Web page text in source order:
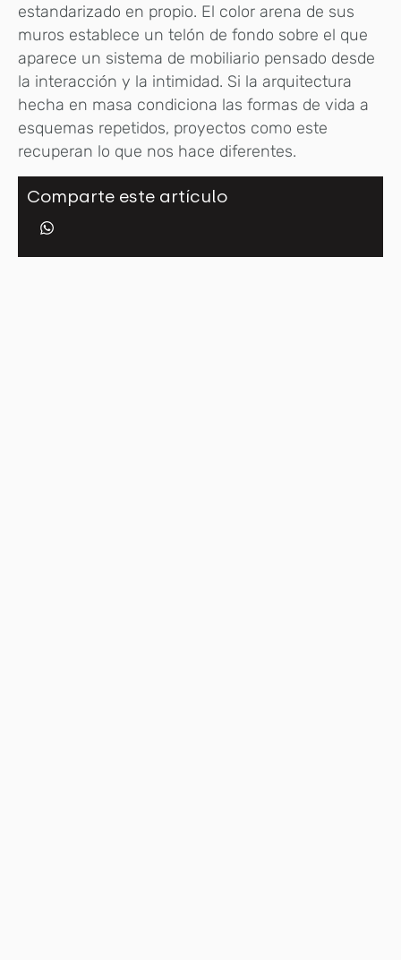
estandarizado en propio. El color arena de sus
muros establece un telón de fondo sobre el que
aparece un sistema de mobiliario pensado desde
la interacción y la intimidad. Si la arquitectura
hecha en masa condiciona las formas de vida a
esquemas repetidos, proyectos como este
recuperan lo que nos hace diferentes.
Comparte este artículo